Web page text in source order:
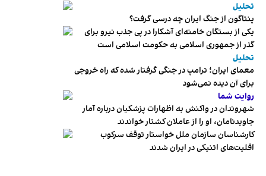
تحلیل
پنتاگون از جنگ ایران چه درسی گرفت؟
یکی از بستگان خامنه‌ای آشکارا در پی جذب نیرو برای
گذر از جمهوری اسلامی به حکومت اسلامی است
تحلیل
معمای ایران؛ ترامپ در جنگی گرفتار شده که راه خروجی
برای آن دیده نمی‌شود
روایت شما
شهروندان در واکنش به اظهارات پزشکیان درباره آمار
جاویدنامان، او را از عاملان کشتار خواندند
کارشناسان سازمان ملل خواستار توقف سرکوب
اقلیت‌های اتنیکی در ایران شدند